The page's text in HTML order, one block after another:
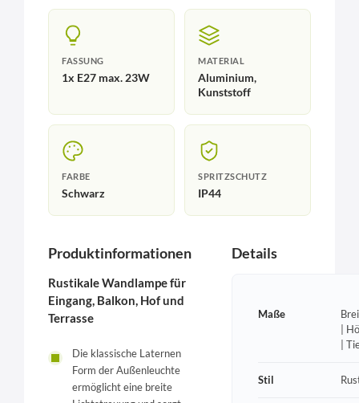
FASSUNG
1x E27 max. 23W
MATERIAL
Aluminium,
Kunststoff
FARBE
Schwarz
SPRITZSCHUTZ
IP44
Produktinformationen
Rustikale Wandlampe für
Eingang, Balkon, Hof und
Terrasse
Die klassische Laternen
Form der Außenleuchte
ermöglicht eine breite
Details
Maße
|
|
Stil